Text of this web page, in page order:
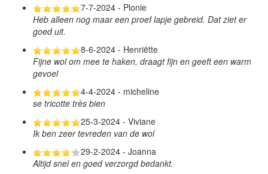
7-7-2024 - Plonie
Heb alleen nog maar een proef lapje gebreid. Dat ziet er
goed uit.
8-6-2024 - Henriëtte
Fijne wol om mee te haken, draagt fijn en geeft een warm
gevoel
4-4-2024 - micheline
se tricotte très bien
25-3-2024 - Viviane
Ik ben zeer tevreden van de wol
29-2-2024 - Joanna
Altijd snel en goed verzorgd bedankt.